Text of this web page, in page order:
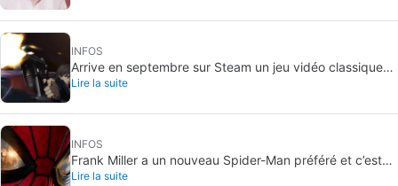
INFOS
Arrive en septembre sur Steam un jeu vidéo classique
que, jusqu’à présent, on ne pouvait acheter qu’en DVD
Lire la suite
INFOS
Frank Miller a un nouveau Spider-Man préféré et c’est
celui de Brand New Day
Lire la suite